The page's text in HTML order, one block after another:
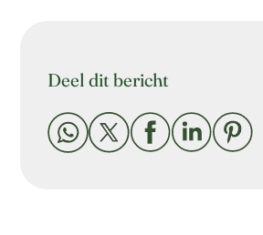
Deel dit bericht
    